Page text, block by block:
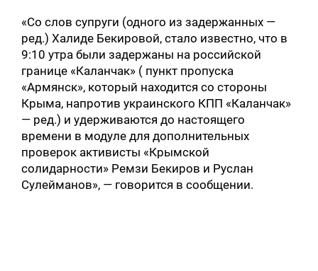
«Со слов супруги (одного из задержанных —
ред.) Халиде Бекировой, стало известно, что в
9:10 утра были задержаны на российской
границе «Каланчак» ( пункт пропуска
«Армянск», который находится со стороны
Крыма, напротив украинского КПП «Каланчак»
— ред.) и удерживаются до настоящего
времени в модуле для дополнительных
проверок активисты «Крымской
солидарности» Ремзи Бекиров и Руслан
Сулейманов», — говорится в сообщении.